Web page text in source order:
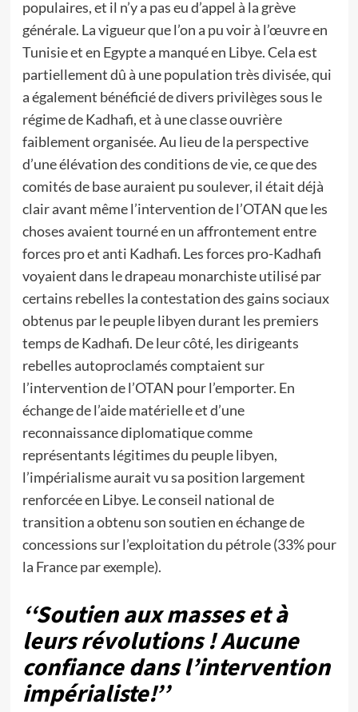
populaires, et il n’y a pas eu d’appel à la grève
générale. La vigueur que l’on a pu voir à l’œuvre en
Tunisie et en Egypte a manqué en Libye. Cela est
partiellement dû à une population très divisée, qui
a également bénéficié de divers privilèges sous le
régime de Kadhafi, et à une classe ouvrière
faiblement organisée. Au lieu de la perspective
d’une élévation des conditions de vie, ce que des
comités de base auraient pu soulever, il était déjà
clair avant même l’intervention de l’OTAN que les
choses avaient tourné en un affrontement entre
forces pro et anti Kadhafi. Les forces pro-Kadhafi
voyaient dans le drapeau monarchiste utilisé par
certains rebelles la contestation des gains sociaux
obtenus par le peuple libyen durant les premiers
temps de Kadhafi. De leur côté, les dirigeants
rebelles autoproclamés comptaient sur
l’intervention de l’OTAN pour l’emporter. En
échange de l’aide matérielle et d’une
reconnaissance diplomatique comme
représentants légitimes du peuple libyen,
l’impérialisme aurait vu sa position largement
renforcée en Libye. Le conseil national de
transition a obtenu son soutien en échange de
concessions sur l’exploitation du pétrole (33% pour
la France par exemple).
‘‘Soutien aux masses et à
leurs révolutions ! Aucune
confiance dans l’intervention
impérialiste!’’